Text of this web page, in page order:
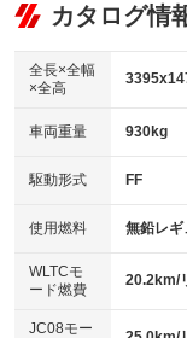
リフトアップ
：装備なし
：装備なし
パワーウィンドウ
アイドリングストップ
：装備あり
USB入力端子
：装備あり
100V電源
：装備なし
センターデフロック
：装備なし
ビジュアル
：装備なし
：装備あり
革シート
キーレス
HID(キセノンライト)
：装備なし
バックカメラ
：装備あり
エアロ
：装備なし
：装備なし
カタログ情
全長×全幅
×全高
車両重量 930kg
駆動形式 FF
使用燃料 無鉛レギ
WLTCモ
ード燃費
20.2km/
JC08モー